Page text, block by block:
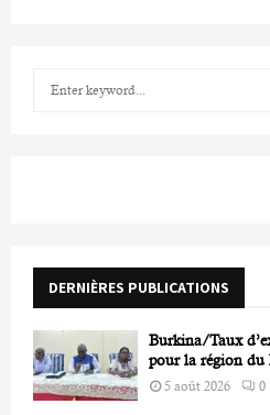
r
DERNIÈRES PUBLICATIONS
Burkina/Taux
pour la région du
5 août 2026 0